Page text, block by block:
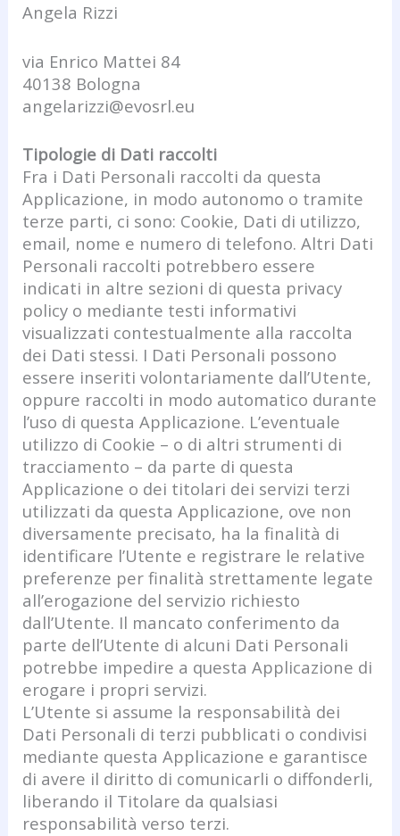
Angela Rizzi
via Enrico Mattei 84
40138 Bologna
angelarizzi@evosrl.eu
Tipologie di Dati raccolti
Fra i Dati Personali raccolti da questa
Applicazione, in modo autonomo o tramite
terze parti, ci sono: Cookie, Dati di utilizzo,
email, nome e numero di telefono. Altri Dati
Personali raccolti potrebbero essere
indicati in altre sezioni di questa privacy
policy o mediante testi informativi
visualizzati contestualmente alla raccolta
dei Dati stessi. I Dati Personali possono
essere inseriti volontariamente dall’Utente,
oppure raccolti in modo automatico durante
l’uso di questa Applicazione. L’eventuale
utilizzo di Cookie – o di altri strumenti di
tracciamento – da parte di questa
Applicazione o dei titolari dei servizi terzi
utilizzati da questa Applicazione, ove non
diversamente precisato, ha la finalità di
identificare l’Utente e registrare le relative
preferenze per finalità strettamente legate
all’erogazione del servizio richiesto
dall’Utente. Il mancato conferimento da
parte dell’Utente di alcuni Dati Personali
potrebbe impedire a questa Applicazione di
erogare i propri servizi.
L’Utente si assume la responsabilità dei
Dati Personali di terzi pubblicati o condivisi
mediante questa Applicazione e garantisce
di avere il diritto di comunicarli o diffonderli,
liberando il Titolare da qualsiasi
responsabilità verso terzi.